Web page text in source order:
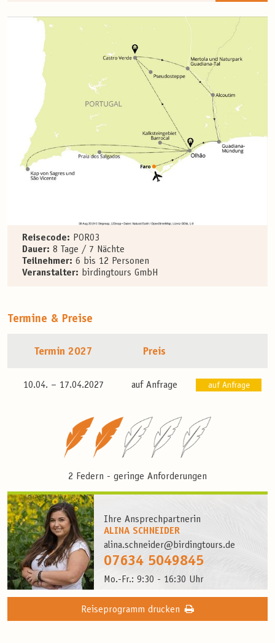
Reisecode: POR03
Dauer: 8 Tage / 7 Nächte
Teilnehmer: 6 bis 12 Personen
Veranstalter: birdingtours GmbH
Termine & Preise
Termin 2027 Preis
10.04. – 17.04.2027 auf Anfrage auf Anfrage
2 Federn - geringe Anforderungen
Ihre Ansprechpartnerin
ALINA SCHNEIDER
alina.schneider@birdingtours.de
07634 5049845
Mo.-Fr.: 9:30 - 16:30 Uhr
Reiseprogramm drucken